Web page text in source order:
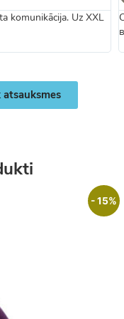
komunikācija. Uz XXL
- 15%